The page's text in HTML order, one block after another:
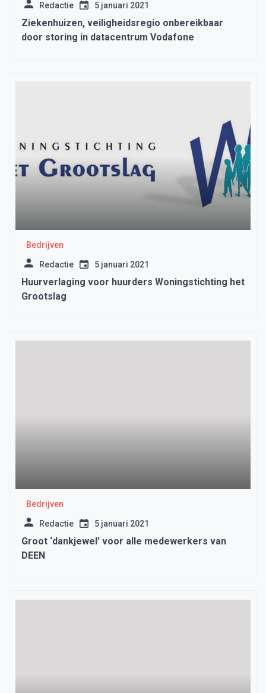
Redactie 5 januari 2021
Ziekenhuizen, veiligheidsregio onbereikbaar
door storing in datacentrum Vodafone
Bedrijven
Redactie 5 januari 2021
Huurverlaging voor huurders Woningstichting het
Grootslag
Bedrijven
Redactie 5 januari 2021
Groot ‘dankjewel’ voor alle medewerkers van
DEEN